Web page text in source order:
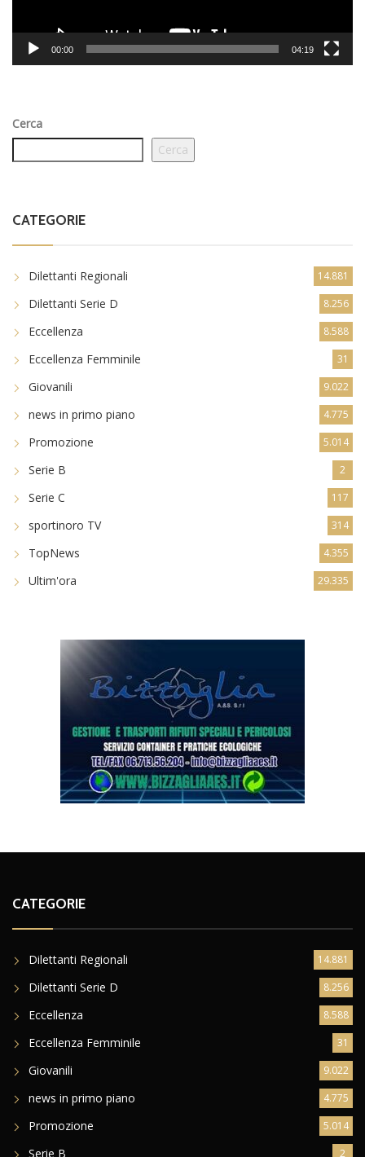
00:00 04:19
Cerca
Cerca
CATEGORIE
Dilettanti Regionali 14.881
Dilettanti Serie D 8.256
Eccellenza 8.588
Eccellenza Femminile 31
Giovanili 9.022
news in primo piano 4.775
Promozione 5.014
Serie B 2
Serie C 117
sportinoro TV 314
TopNews 4.355
Ultim'ora 29.335
CATEGORIE
Dilettanti Regionali 14.881
Dilettanti Serie D 8.256
Eccellenza 8.588
Eccellenza Femminile 31
Giovanili 9.022
news in primo piano 4.775
Promozione 5.014
Serie B 2